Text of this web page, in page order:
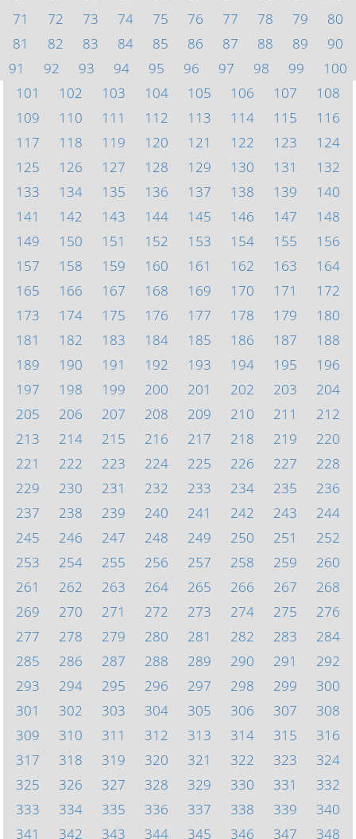
71
72 73 74 75 76 77 78 79
80
81
82 83 84 85 86 87 88 89
90
91
92 93 94 95 96 97 98 99
100
101
102 103 104 105 106 107
108
109
110 111 112 113 114 115
116
117
118 119 120 121 122 123
124
125
126 127 128 129 130 131
132
133
134 135 136 137 138 139
140
141
142 143 144 145 146 147
148
149
150 151 152 153 154 155
156
157
158 159 160 161 162 163
164
165
166 167 168 169 170 171
172
173
174 175 176 177 178 179
180
181
182 183 184 185 186 187
188
189
190 191 192 193 194 195
196
197
198 199 200 201 202 203
204
205
206 207 208 209 210 211
212
213
214 215 216 217 218 219
220
221
222 223 224 225 226 227
228
229
230 231 232 233 234 235
236
237
238 239 240 241 242 243
244
245
246 247 248 249 250 251
252
253
254 255 256 257 258 259
260
261
262 263 264 265 266 267
268
269
270 271 272 273 274 275
276
277
278 279 280 281 282 283
284
285
286 287 288 289 290 291
292
293
294 295 296 297 298 299
300
301
302 303 304 305 306 307
308
309
310 311 312 313 314 315
316
317
318 319 320 321 322 323
324
325
326 327 328 329 330 331
332
333
334 335 336 337 338 339
340
341
342 343 344 345 346 347 348